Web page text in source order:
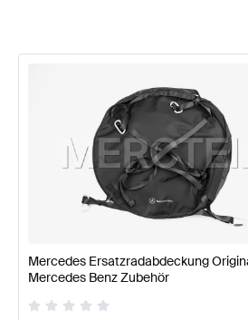
Klasse W177 Modellpflege
ReifenAMG E-Klasse W212
Mercedes Ersatzradabdeckung
Mercedes Benz Zubehör